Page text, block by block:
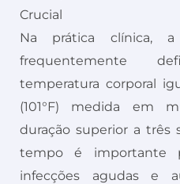
Crucial
Na prática clínica,
frequentemente
temperatura corporal
(101°F) medida em
duração superior a três
tempo é importante
infecções agudas e